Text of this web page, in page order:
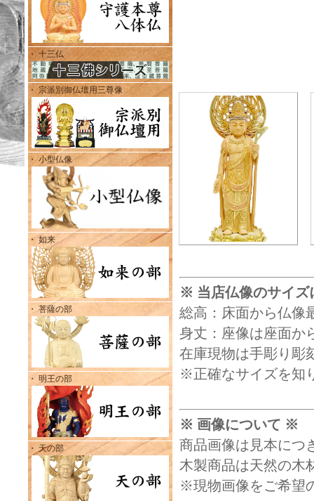
・ 十三仏
・ 宗派別御仏壇用三尊像
・ 小型仏像
・ 如来
・ 菩薩の部
・ 明王の部
・ 天の部
※ 当店仏像のサイ
総高：床面から仏像
身丈：座像は座面か
在庫現物は手彫り彫
※正確なサイズを知
※ 画像について ※
商品画像は見本につ
木製商品は天然の木
※現物画像をご希望